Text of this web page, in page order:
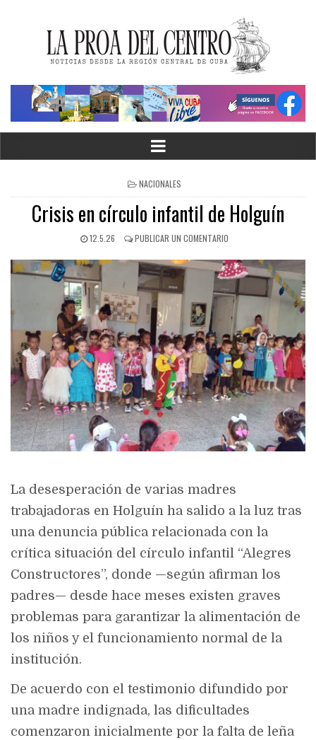
NACIONALES
Crisis en círculo infantil de Holguín
12.5.26 PUBLICAR UN COMENTARIO
La desesperación de varias madres
trabajadoras en Holguín ha salido a la luz tras
una denuncia pública relacionada con la
crítica situación del círculo infantil “Alegres
Constructores”, donde —según afirman los
padres— desde hace meses existen graves
problemas para garantizar la alimentación de
los niños y el funcionamiento normal de la
institución.
De acuerdo con el testimonio difundido por
una madre indignada, las dificultades
comenzaron inicialmente por la falta de leña